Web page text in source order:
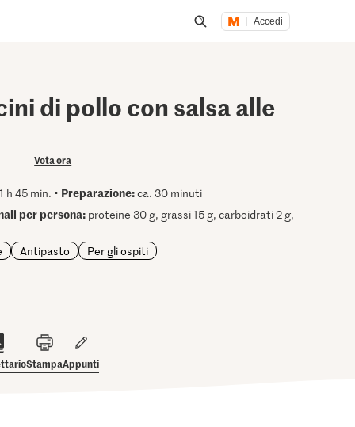
Accedi
di pollo con salsa alle
Vota ora
1 h 45 min. • Preparazione:ca. 30 minuti
per persona: proteine 30 g, grassi 15 g, carboidrati 2 g,
Antipasto Per gli ospiti
StampaAppunti